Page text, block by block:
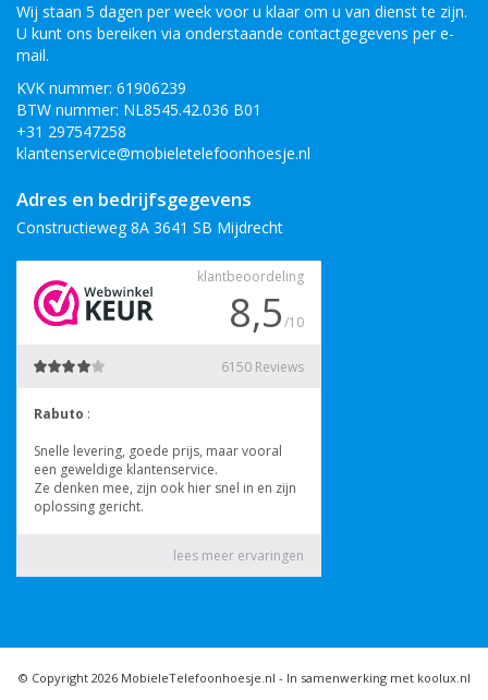
Wij staan 5 dagen per week voor u klaar om u van dienst te zijn.
U kunt ons bereiken via onderstaande contactgegevens per e-
mail.
KVK nummer: 61906239
BTW nummer: NL8545.42.036 B01
+31 297547258
klantenservice@mobieletelefoonhoesje.nl
Adres en bedrijfsgegevens
Constructieweg 8A 3641 SB Mijdrecht
© Copyright 2026 MobieleTelefoonhoesje.nl - In samenwerking met koolux.nl